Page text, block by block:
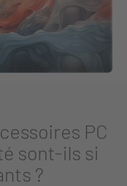
PC
sont-ils si
?